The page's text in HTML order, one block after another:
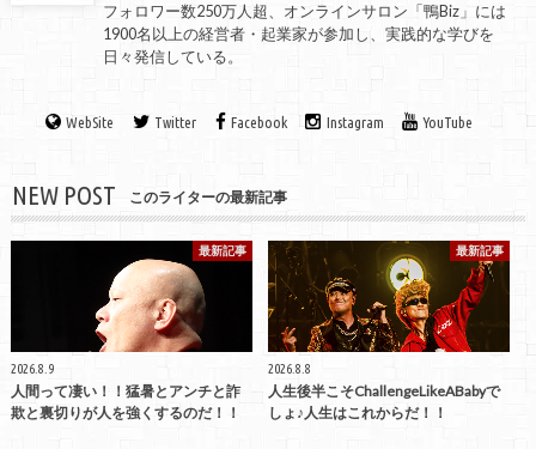
フォロワー数250万人超、オンラインサロン「鴨Biz」には
1900名以上の経営者・起業家が参加し、実践的な学びを
日々発信している。
WebSite Twitter Facebook Instagram YouTube
NEW POST このライターの最新記事
最新記事
2026.8.9
人間って凄い！！猛暑とアンチと詐
欺と裏切りが人を強くするのだ！！
最新記事
2026.8.8
人生後半こそChallengeLikeABabyで
しょ♪人生はこれからだ！！